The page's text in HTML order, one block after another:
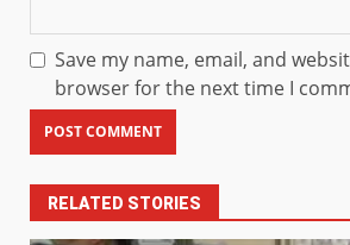
Save my name, email, and
browser for the next time I
RELATED STORIES